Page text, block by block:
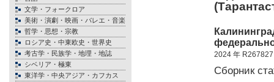
文学・フォークロア
美術・演劇・映画・バレエ・音楽
哲学・思想・宗教
ロシア史・中東欧史・世界史
考古学・民族学・地理・地誌
シベリア・極東
東洋学・中央アジア・カフカス
2024 年 R267827
Сборник